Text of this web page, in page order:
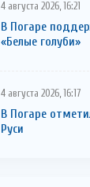
4 августа 2026, 16:21
В Погаре
«Белые голуби»
4 августа 2026, 16:17
В Погаре
Руси